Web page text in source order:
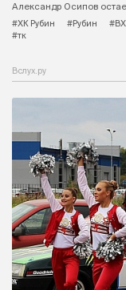
Александр Осипов
#ХК Рубин
#Рубин
#тк
Вслух.ру